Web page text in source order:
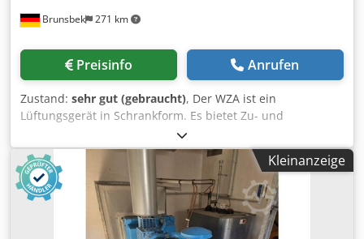
Brunsbek 271 km
Preisinfo Anrufen
Zustand: sehr gut (gebraucht), Der WZA ist ein
Lüftungsgerät in Schrankform. Es bietet Zu- und
Abluftfunktionen mit integrierter Wärme- und
Feuchterückgewinnung. Die Außenluftzufuhr erfolgt über
einen Fassadenanschluss. Djdpjzr Rflofx Ab Eock Die
Geräte wurden 2023 in Betrieb genommen, waren jedoch
nur etwa 1 bis 1,5 Jahre im Einsatz. Insgesamt sind 6 Stück
verfügbar. Eine Gesamtabnahme wird bevorzugt, ein
Einzelverkauf ist jedoch ebenfalls möglich. Rechtlicher
Kleinanzeige